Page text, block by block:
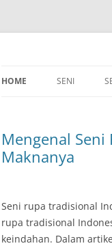
Skip
HOME SENI
Mengenal Seni
Maknanya
Seni rupa tradisional
rupa tradisional
keindahan. Dalam